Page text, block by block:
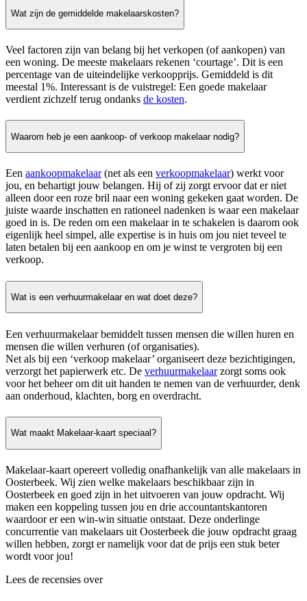
Wat zijn de gemiddelde makelaarskosten?
Veel factoren zijn van belang bij het verkopen (of aankopen) van
een woning. De meeste makelaars rekenen ‘courtage’. Dit is een
percentage van de uiteindelijke verkoopprijs. Gemiddeld is dit
meestal 1%. Interessant is de vuistregel: Een goede makelaar
verdient zichzelf terug ondanks de kosten.
Waarom heb je een aankoop- of verkoop makelaar nodig?
Een aankoopmakelaar(net als een verkoopmakelaar) werkt voor
jou, en behartigt jouw belangen. Hij of zij zorgt ervoor dat er niet
alleen door een roze bril naar een woning gekeken gaat worden. De
juiste waarde inschatten en rationeel nadenken is waar een makelaar
goed in is. De reden om een makelaar in te schakelen is daarom ook
eigenlijk heel simpel, alle expertise is in huis om jou niet teveel te
laten betalen bij een aankoop en om je winst te vergroten bij een
verkoop.
Wat is een verhuurmakelaar en wat doet deze?
Een verhuurmakelaar bemiddelt tussen mensen die willen huren en
mensen die willen verhuren (of organisaties).
Net als bij een ‘verkoop makelaar’ organiseert deze bezichtigingen,
verzorgt het papierwerk etc. De verhuurmakelaarzorgt soms ook
voor het beheer om dit uit handen te nemen van de verhuurder, denk
aan onderhoud, klachten, borg en overdracht.
Wat maakt Makelaar-kaart speciaal?
Makelaar-kaart opereert volledig onafhankelijk van alle makelaars in
Oosterbeek. Wij zien welke makelaars beschikbaar zijn in
Oosterbeek en goed zijn in het uitvoeren van jouw opdracht. Wij
maken een koppeling tussen jou en drie accountantskantoren
waardoor er een win-win situatie ontstaat. Deze onderlinge
concurrentie van makelaars uit Oosterbeek die jouw opdracht graag
willen hebben, zorgt er namelijk voor dat de prijs een stuk beter
wordt voor jou!
Lees de recensies over